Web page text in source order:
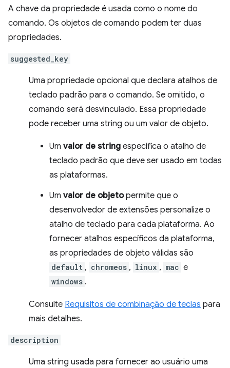
A chave da propriedade é usada como o nome do
comando. Os objetos de comando podem ter duas
propriedades.
suggested_key
Uma propriedade opcional que declara atalhos de
teclado padrão para o comando. Se omitido, o
comando será desvinculado. Essa propriedade
pode receber uma string ou um valor de objeto.
Um valor de string especifica o atalho de
teclado padrão que deve ser usado em todas
as plataformas.
Um valor de objetopermite que o
desenvolvedor de extensões personalize o
atalho de teclado para cada plataforma. Ao
fornecer atalhos específicos da plataforma,
as propriedades de objeto válidas são
default , chromeos , linux , mac e
windows .
Consulte Requisitos de combinação de teclas para
mais detalhes.
description
Uma string usada para fornecer ao usuário uma